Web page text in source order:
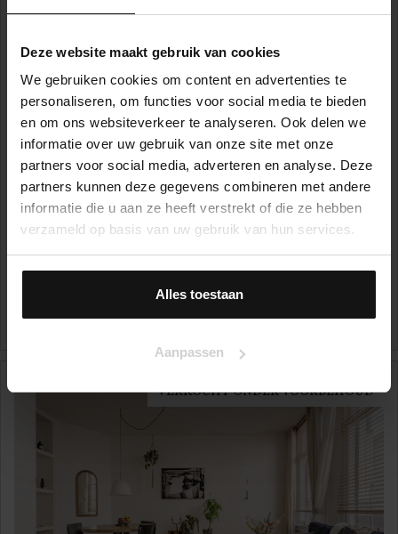
Deze website maakt gebruik van cookies
We gebruiken cookies om content en advertenties te
personaliseren, om functies voor social media te bieden
en om ons websiteverkeer te analyseren. Ook delen we
informatie over uw gebruik van onze site met onze
partners voor social media, adverteren en analyse. Deze
partners kunnen deze gegevens combineren met andere
informatie die u aan ze heeft verstrekt of die ze hebben
verzameld op basis van uw gebruik van hun services.
Alles toestaan
Aanpassen
Keizersgracht 35B
€ 950.000,- k.k.
VERKOCHT ONDER VOORBEHOUD